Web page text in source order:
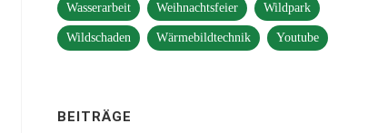
Wasserarbeit Weihnachtsfeier Wildpark
Wildschaden Wärmebildtechnik Youtube
BEITRÄGE